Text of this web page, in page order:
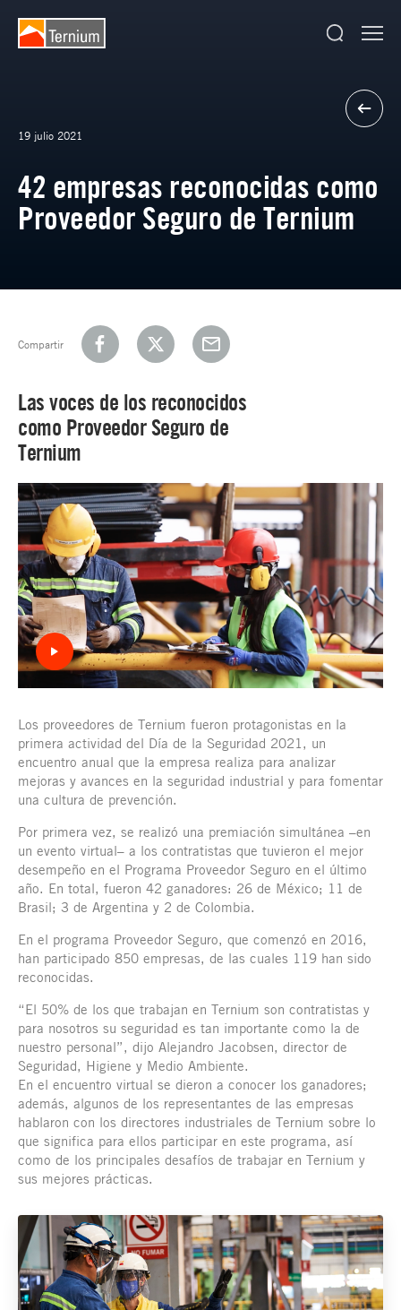
19 julio 2021
42 empresas reconocidas como
Proveedor Seguro de Ternium
Compartir
Las voces de los reconocidos
como Proveedor Seguro de
Ternium
Los proveedores de Ternium fueron protagonistas en la
primera actividad del Día de la Seguridad 2021, un
encuentro anual que la empresa realiza para analizar
mejoras y avances en la seguridad industrial y para fomentar
una cultura de prevención.
Por primera vez, se realizó una premiación simultánea –en
un evento virtual– a los contratistas que tuvieron el mejor
desempeño en el Programa Proveedor Seguro en el último
año. En total, fueron 42 ganadores: 26 de México; 11 de
Brasil; 3 de Argentina y 2 de Colombia.
En el programa Proveedor Seguro, que comenzó en 2016,
han participado 850 empresas, de las cuales 119 han sido
reconocidas.
“El 50% de los que trabajan en Ternium son contratistas y
para nosotros su seguridad es tan importante como la de
nuestro personal”, dijo Alejandro Jacobsen, director de
Seguridad, Higiene y Medio Ambiente.
En el encuentro virtual se dieron a conocer los ganadores;
además, algunos de los representantes de las empresas
hablaron con los directores industriales de Ternium sobre lo
que significa para ellos participar en este programa, así
como de los principales desafíos de trabajar en Ternium y
sus mejores prácticas.